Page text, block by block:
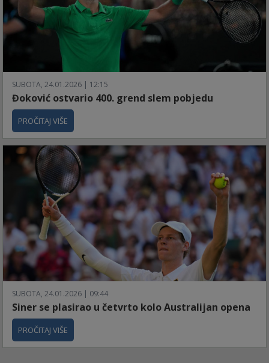
SUBOTA, 24.01.2026 | 12:15
Đoković ostvario 400. grend slem pobjedu
PROČITAJ VIŠE
SUBOTA, 24.01.2026 | 09:44
Siner se plasirao u četvrto kolo Australijan opena
PROČITAJ VIŠE